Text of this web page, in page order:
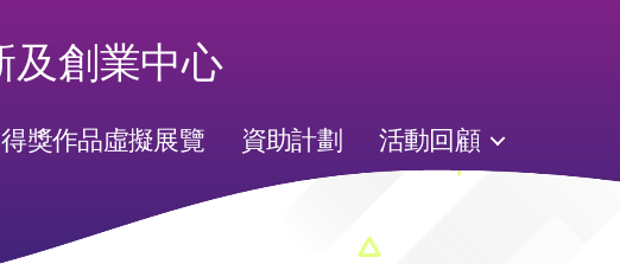
得獎作品虛擬展覽 資助計劃 活動回顧